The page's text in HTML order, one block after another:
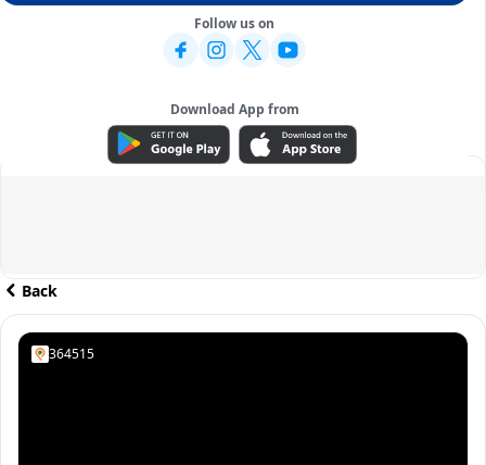
Follow us on
Download App from
ADVERTISEMENT
Back
364515